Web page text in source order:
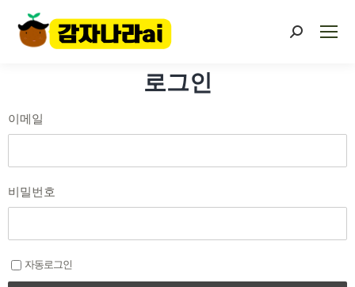
로그인
이메일
비밀번호
자동로그인